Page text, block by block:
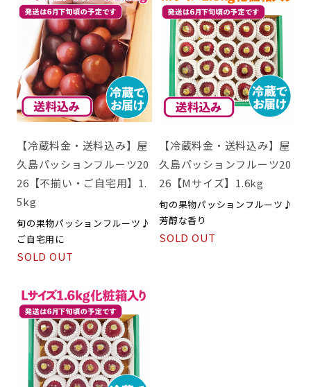
【冷蔵料金・送料込み】屋
久島パッションフルーツ20
26【不揃い・ご自宅用】1.
5kg
旬の果物パッションフルーツ♪
ご自宅用に
SOLD OUT
【冷蔵料金・送料込み】屋
久島パッションフルーツ20
26【Mサイズ】1.6kg
旬の果物パッションフルーツ♪
芳醇な香り
SOLD OUT